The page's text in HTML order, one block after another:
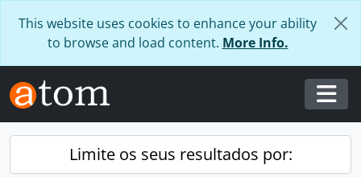
This website uses cookies to enhance your ability
to browse and load content. More Info.
Limite os seus resultados por: